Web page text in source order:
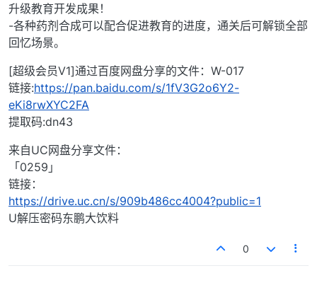
升级教育开发成果！
-各种药剂合成可以配合促进教育的进度，通关后可解锁全部
回忆场景。
[超级会员V1]通过百度网盘分享的文件：W-017
链接:https://pan.baidu.com/s/1fV3G2o6Y2-
eKi8rwXYC2FA
提取码:dn43
来自UC网盘分享文件：
「0259」
链接：
https://drive.uc.cn/s/909b486cc4004?public=1
U解压密码东鹏大饮料
0